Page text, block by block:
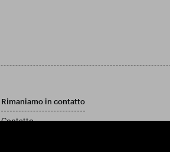
Rimaniamo in contatto
Contatto